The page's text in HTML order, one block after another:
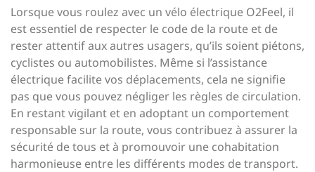
Lorsque vous roulez avec un vélo électrique O2Feel, il
est essentiel de respecter le code de la route et de
rester attentif aux autres usagers, qu’ils soient piétons,
cyclistes ou automobilistes. Même si l’assistance
électrique facilite vos déplacements, cela ne signifie
pas que vous pouvez négliger les règles de circulation.
En restant vigilant et en adoptant un comportement
responsable sur la route, vous contribuez à assurer la
sécurité de tous et à promouvoir une cohabitation
harmonieuse entre les différents modes de transport.